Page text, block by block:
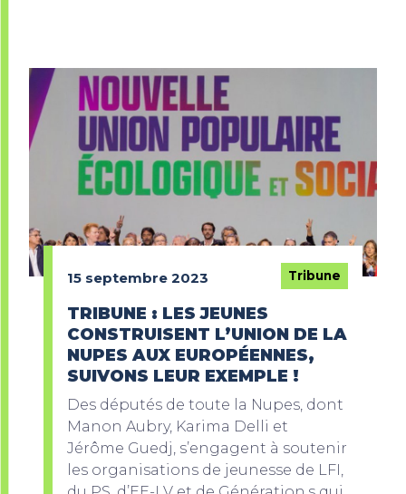
15 septembre 2023 Tribune
TRIBUNE : LES JEUNES
CONSTRUISENT L’UNION DE LA
NUPES AUX EUROPÉENNES,
SUIVONS LEUR EXEMPLE !
Des députés de toute la Nupes, dont
Manon Aubry, Karima Delli et
Jérôme Guedj, s’engagent à soutenir
les organisations de jeunesse de LFI,